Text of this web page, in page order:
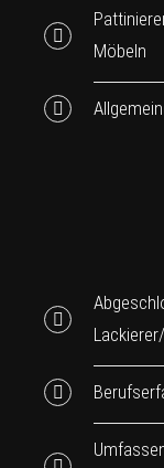
Möbeln